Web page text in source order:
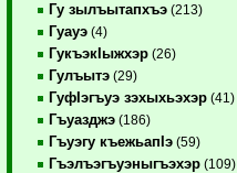
Гу зылъытапхъэ (213)
Гуауэ (4)
ГукъэкIыжхэр (26)
Гулъытэ (29)
ГуфIэгъуэ зэхыхьэхэр (41)
Гъуазджэ (186)
Гъуэгу къежьапIэ (59)
Гъэлъэгъуэныгъэхэр (109)